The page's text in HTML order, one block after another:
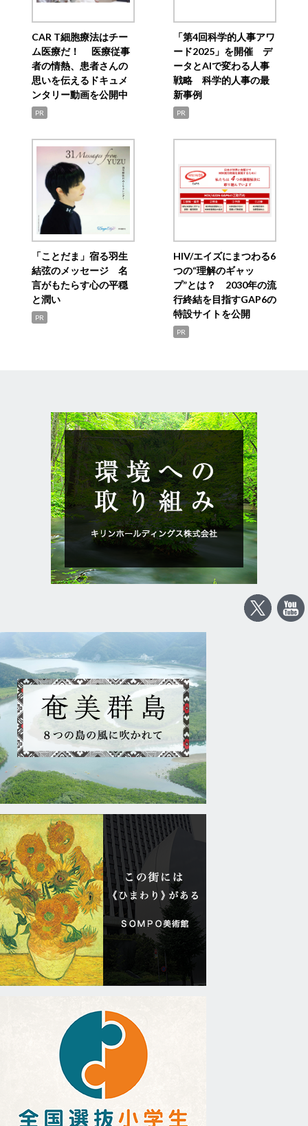
CAR T細胞療法はチー
ム医療だ！ 医療従事
者の情熱、患者さんの
思いを伝えるドキュメ
ンタリー動画を公開中
PR
「第4回科学的人事アワ
ード2025」を開催 デ
ータとAIで変わる人事
戦略 科学的人事の最
新事例
PR
「ことだま」宿る羽生
結弦のメッセージ 名
言がもたらす心の平穏
と潤い
PR
HIV/エイズにまつわる6
つの“理解のギャッ
プ”とは？ 2030年の流
行終結を目指すGAP6の
特設サイトを公開
PR